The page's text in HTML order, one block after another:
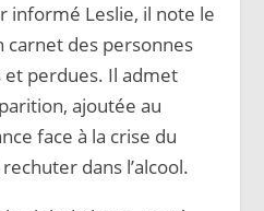
informé Leslie, il note le
carnet des personnes
et perdues. Il admet
ajoutée au
face à la crise du
dans l’alcool.